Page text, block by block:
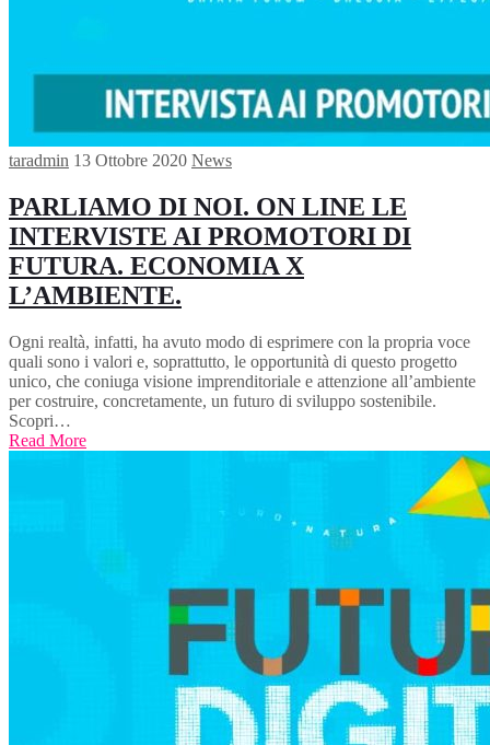
taradmin 13 Ottobre 2020 News
PARLIAMO DI NOI. ON LINE LE
INTERVISTE AI PROMOTORI DI
FUTURA. ECONOMIA X
L’AMBIENTE.
Ogni realtà, infatti, ha avuto modo di esprimere con la propria voce
quali sono i valori e, soprattutto, le opportunità di questo progetto
unico, che coniuga visione imprenditoriale e attenzione all’ambiente
per costruire, concretamente, un futuro di sviluppo sostenibile.
Scopri…
Read More